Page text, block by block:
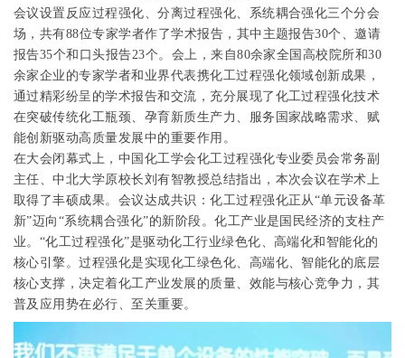
会议设置反应过程强化、分离过程强化、系统耦合强化三个分会
场，共有88位专家学者作了学术报告，其中主题报告30个、邀请
报告35个和口头报告23个。会上，来自80余家全国高校院所和30
余家企业的专家学者和业界代表携化工过程强化领域创新成果，
通过精彩纷呈的学术报告和交流， 充分展现了化工过程强化技术
在突破传统化工瓶颈、孕育新质生产力、服务国家战略需求、赋
能创新驱动高质量发展中的重要作用。
在大会闭幕式上，中国化工学会化工过程强化专业委员会常务副
主任、中北大学原校长刘有智教授总结指出，本次会议在学术上
取得了丰硕成果。会议达成共识：化工过程强化正从“单元设备革
新”迈向“系统耦合强化”的新阶段。化工产业是国民经济的支柱产
业。“化工过程强化”是驱动化工行业绿色化、高端化和智能化的
核心引擎。过程强化是实现化工绿色化、高端化、智能化的底层
核心支撑，决定着化工产业发展的质量、效能与核心竞争力，其
普及应用势在必行、至关重要。